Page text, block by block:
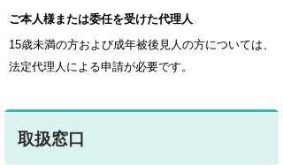
ご本人様または委任を受けた代理人
15歳未満の方および成年被後見人の方については、
法定代理人による申請が必要です。
取扱窓口